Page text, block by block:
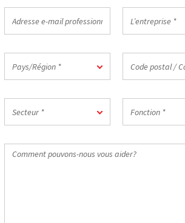
pays
professionnel
e-
professionnelle
Pays/Région *
postal
Code
postal
du
*
Secteur *
Comment